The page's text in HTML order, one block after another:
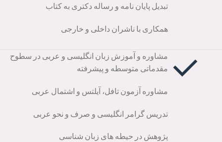
تبدیل پایان نامه و رساله دکتری به کتاب
همکاری با ناشران داخلی و خارجی
مشاوره و آموزش زبان انگلیسی و عربی در سطوح
مقدماتی متوسطه و پیشرفته
مشاوره آزمون تافل، آیلتس و اشتمال عربی
تدریس گرامر انگلیسی و صرف و نحو عربی
پژوهش در حیطه های زبان شناسی